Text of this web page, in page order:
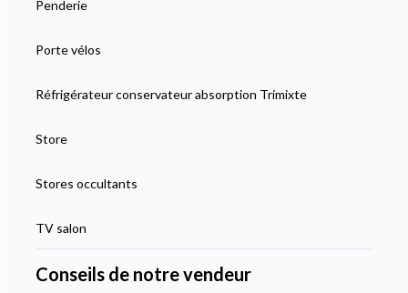
Penderie
Porte vélos
Réfrigérateur conservateur absorption Trimixte
Store
Stores occultants
TV salon
Conseils de notre vendeur